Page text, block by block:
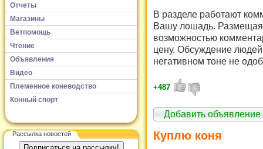
Отчеты
Магазины
Ветпомощь
Чтение
Объявления
Видео
Племенное коневодство
Конный спорт
Рассылка новостей
В разделе работают
Вашу лошадь. Размещая
возможностью
цену. Обсуждение
негативном тоне не
+487
Добавить объявление
Куплю коня